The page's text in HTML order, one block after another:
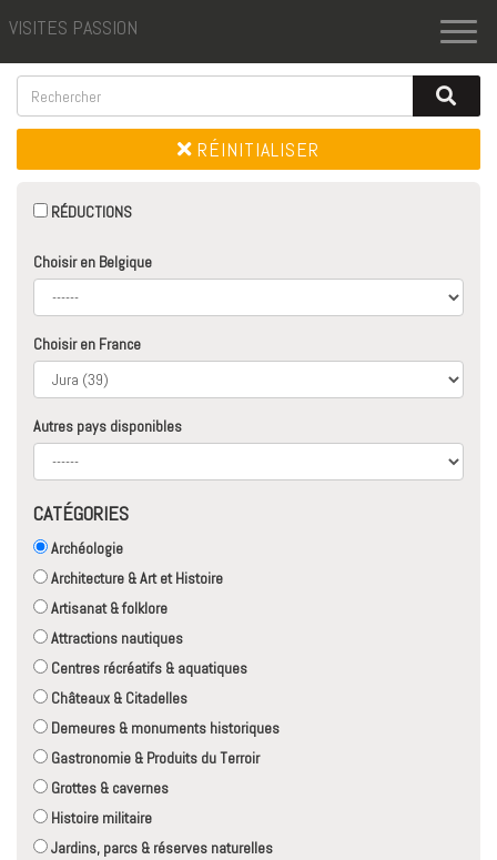
VISITES PASSION
RÉINITIALISER
RÉDUCTIONS
Choisir en Belgique
Choisir en France
Autres pays disponibles
CATÉGORIES
Archéologie
Architecture & Art et Histoire
Artisanat & folklore
Attractions nautiques
Centres récréatifs & aquatiques
Châteaux & Citadelles
Demeures & monuments historiques
Gastronomie & Produits du Terroir
Grottes & cavernes
Histoire militaire
Jardins, parcs & réserves naturelles